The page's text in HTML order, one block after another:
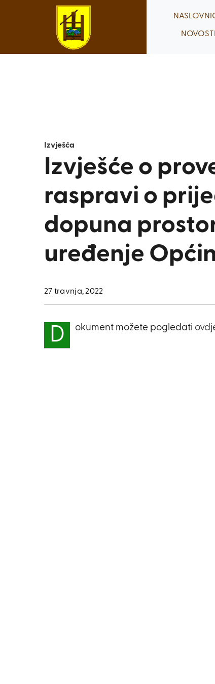
NOVOSTI
Izvješća
Izvješće o
raspravi o
dopuna
uređenje
27 travnja, 2022
D okument možete pogledati